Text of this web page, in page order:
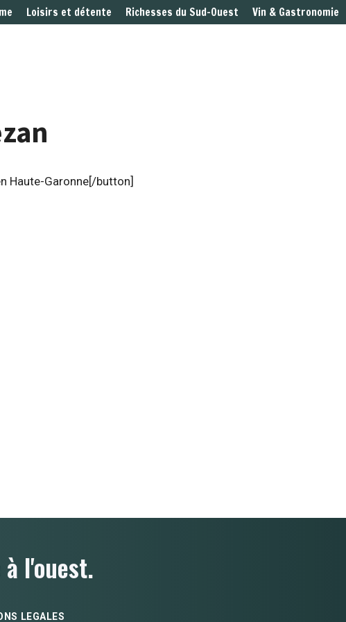
Loisirs et détente Richesses du Sud-Ouest Vin & Gastronomie
Haute-Garonne[/button]
l'ouest.
LEGALES